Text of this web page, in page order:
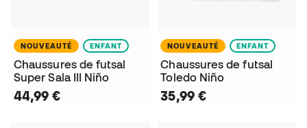
NOUVEAUTÉ ENFANT
Chaussures de futsal
Super Sala III Niño
44,99 €
NOUVEAUTÉ ENFANT
Chaussures de futsal
Toledo Niño
35,99 €